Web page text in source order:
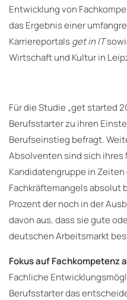
Entwicklung von
das Ergebnis einer
Karriereportalsget in IT
Wirtschaft und Kultur in
Für die Studie „get started
Berufsstarter zu ihren
Berufseinstieg befragt.
Absolventen sind sich
Kandidatengruppe in
Fachkräftemangels absolut
Prozent der noch in der
davon aus, dass sie gute
deutschen Arbeitsmarkt
Fokus auf Fachkompetenz
Fachliche
Berufsstarter das